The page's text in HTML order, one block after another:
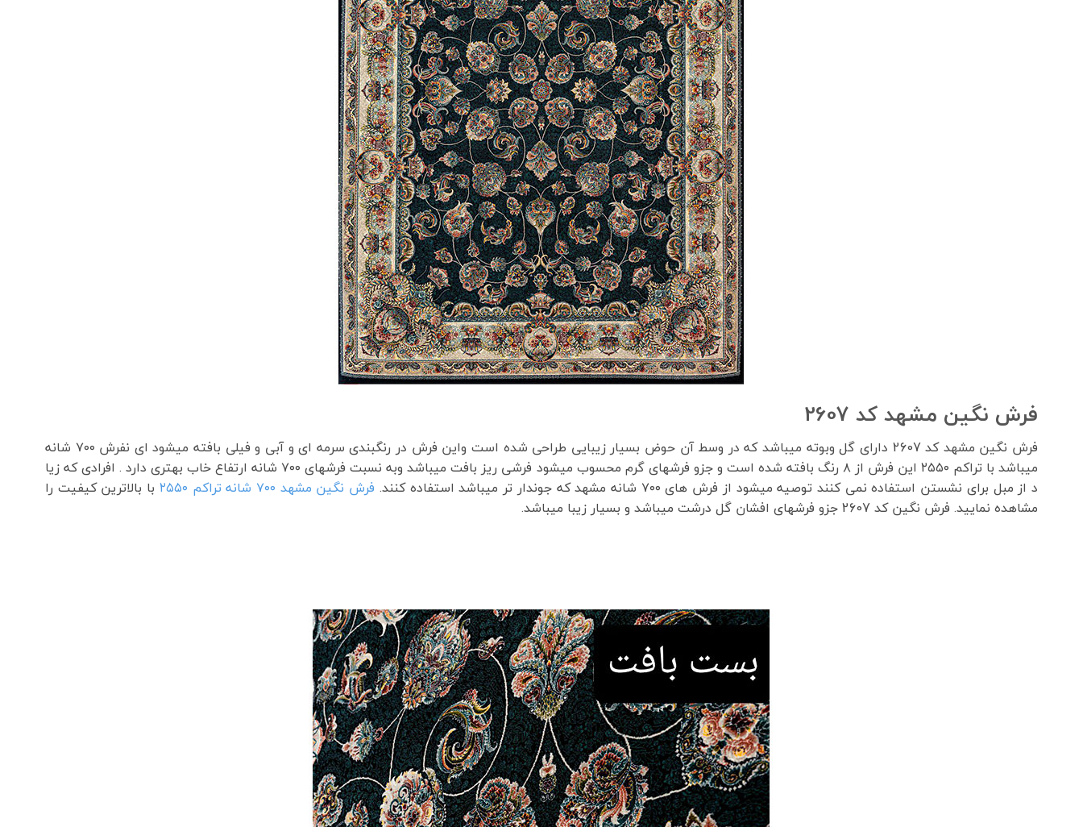
فرش نگین مشهد کد 2607
فرش نگین مشهد کد 2607 دارای گل وبوته میباشد که در وسط آن حوض بسیار زیبایی طراحی شده است واین فرش در رنگبندی سرمه ای و آبی و فیلی بافته میشود ای نفرش ۷۰۰ شانه
میباشد با تراکم ۲۵۵۰ این فرش از ۸ رنگ بافته شده است و جزو فرشهای گرم محسوب میشود فرشی ریز بافت میباشد وبه نسبت فرشهای ۷۰۰ شانه ارتفاع خاب بهتری دارد . افرادی که زیا
د از مبل برای نشستن استفاده نمی کنند توصیه میشود از فرش های ۷۰۰ شانه مشهد که جوندار تر میباشد استفاده کنند.
فرش نگین مشهد ۷۰۰ شانه تراکم ۲۵۵۰
با بالاترین کیفیت را
مشاهده نمایید. فرش نگین کد 2607 جزو فرشهای افشان گل درشت میباشد و بسیار زیبا میباشد.